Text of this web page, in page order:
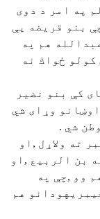
په امر د دوی
بنو قريضه يې
هم په
ځواك نه
كې بنو نضير
وړای شي
شي .
ته ولاړل ,او
بن الربيع ,او
وو ,چې په
هم